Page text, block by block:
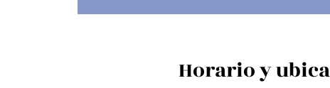
Horario y